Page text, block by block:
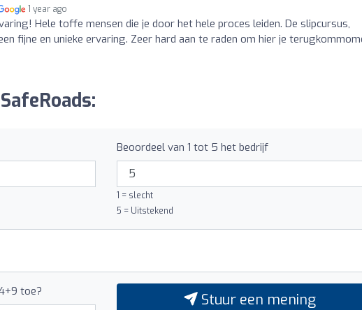
1 year ago
Hele toffe mensen die je door het hele proces leiden. De slipcursus,
fijne en unieke ervaring. Zeer hard aan te raden om hier je
Beoordeel van 1 tot 5 het bedrijf
1 = slecht
5 = Uitstekend
toe? Stuur een mening